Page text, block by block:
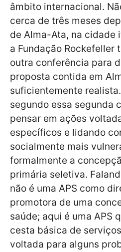
âmbito internacional.
cerca de três meses
de Alma-Ata, na cidade
a Fundação Rockefeller
outra conferência para
proposta contida em
suficientemente
segundo essa segunda
pensar em ações
específicos e lidando
socialmente mais
formalmente a
primária seletiva.
não é uma APS como
promotora de uma
saúde; aqui é uma APS
cesta básica de
voltada para alguns